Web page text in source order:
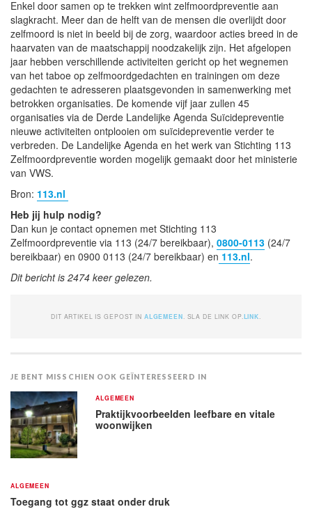
Enkel door samen op te trekken wint zelfmoordpreventie aan
slagkracht. Meer dan de helft van de mensen die overlijdt door
zelfmoord is niet in beeld bij de zorg, waardoor acties breed in de
haarvaten van de maatschappij noodzakelijk zijn. Het afgelopen
jaar hebben verschillende activiteiten gericht op het wegnemen
van het taboe op zelfmoordgedachten en trainingen om deze
gedachten te adresseren plaatsgevonden in samenwerking met
betrokken organisaties. De komende vijf jaar zullen 45
organisaties via de Derde Landelijke Agenda Suïcidepreventie
nieuwe activiteiten ontplooien om suïcidepreventie verder te
verbreden. De Landelijke Agenda en het werk van Stichting 113
Zelfmoordpreventie worden mogelijk gemaakt door het ministerie
van VWS.
Bron: 113.nl
Heb jij hulp nodig?
Dan kun je contact opnemen met Stichting 113
Zelfmoordpreventie via 113 (24/7 bereikbaar), 0800-0113 (24/7
bereikbaar) en 0900 0113 (24/7 bereikbaar) en 113.nl.
Dit bericht is 2474 keer gelezen.
DIT ARTIKEL IS GEPOST IN ALGEMEEN . SLA DE LINK OP. LINK
JE BENT MISSCHIEN OOK GEÏNTERESSEERD IN
ALGEMEEN
Praktijkvoorbeelden leefbare en vitale
woonwijken
ALGEMEEN
Toegang tot ggz staat onder druk